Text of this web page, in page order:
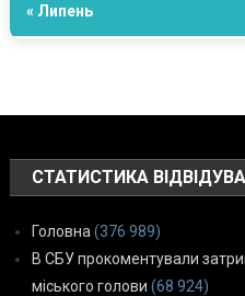
« Липень
СТАТИСТИКА
Головна (376 989)
В СБУ прокоментували
міського голови (68 924)